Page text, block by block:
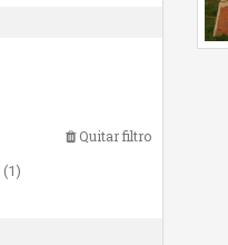
Quitar filtro
(1)